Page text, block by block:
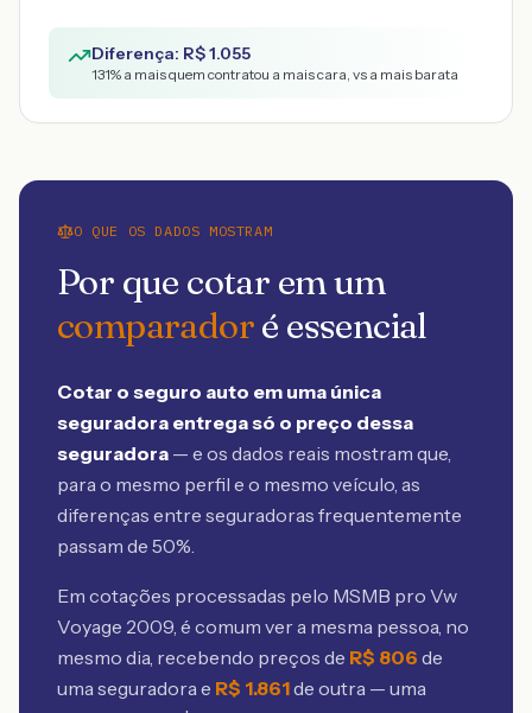
Diferença: R$1.055
131% a mais quem contratou a mais cara, vs a mais barata
O QUE OS DADOS MOSTRAM
Por que cotar em um
comparadoré essencial
Cotar o seguro auto em uma única
seguradora entrega só o preço dessa
seguradora — e os dados reais mostram que,
para o mesmo perfil e o mesmo veículo, as
diferenças entre seguradoras frequentemente
passam de 50%.
Em cotações processadas pelo MSMB pro Vw
Voyage 2009, é comum ver a mesma pessoa, no
mesmo dia, recebendo preços de R$ 806 de
uma seguradora e R$ 1.861de outra — uma